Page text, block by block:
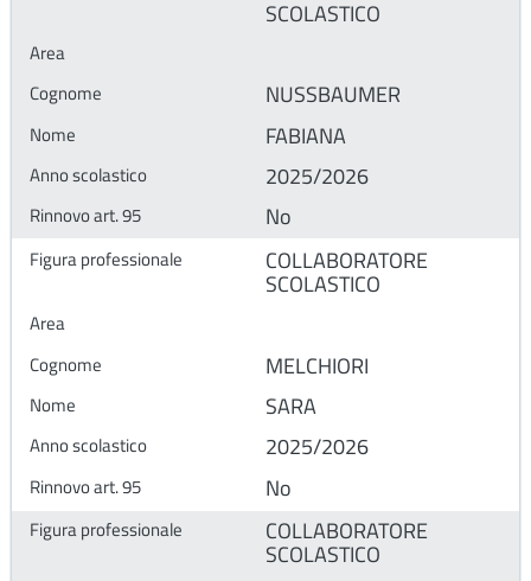
SCOLASTICO
NUSSBAUMER
FABIANA
2025/2026
No
COLLABORATORE
SCOLASTICO
MELCHIORI
SARA
2025/2026
No
COLLABORATORE
SCOLASTICO